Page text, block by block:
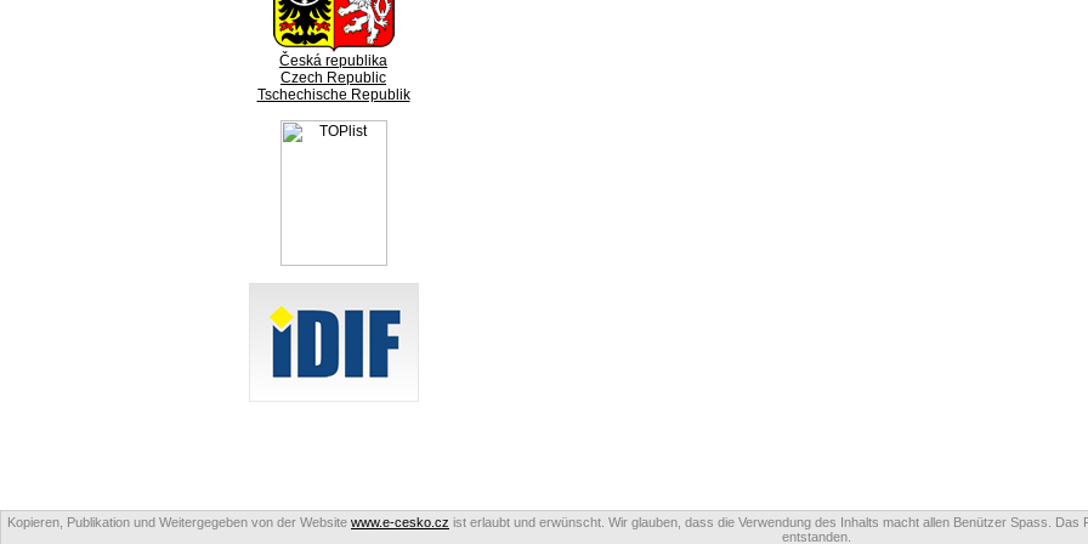
Česká republika
Czech Republic
Tschechische Republik
Kopieren, Publikation und Weitergegeben von der Website www.e-cesko.cz ist erlaubt und erwünscht. Wir glauben, dass die Verwendung des Inhalts macht allen Benützer Spass.
entstanden.